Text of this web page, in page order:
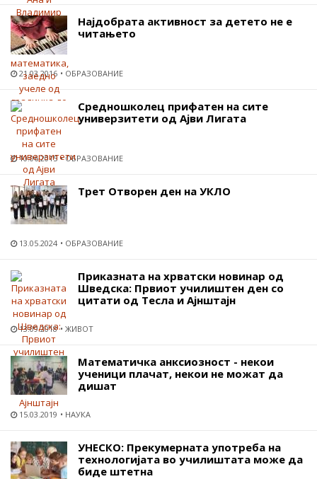
Најдобрата активност за детето не е
читањето
21.03.2016 ОБРАЗОВАНИЕ
Средношколец прифатен на сите
универзитети од Ајви Лигата
10.06.2015 ОБРАЗОВАНИЕ
Трет Отворен ден на УКЛО
13.05.2024 ОБРАЗОВАНИЕ
Приказната на хрватски новинар од
Шведска: Првиот училиштен ден со
цитати од Тесла и Ајнштајн
13.09.2018 ЖИВОТ
Математичка анксиозност - некои
ученици плачат, некои не можат да
дишат
15.03.2019 НАУКА
УНЕСКО: Прекумерната употреба на
технологијата во училиштата може да
биде штетна